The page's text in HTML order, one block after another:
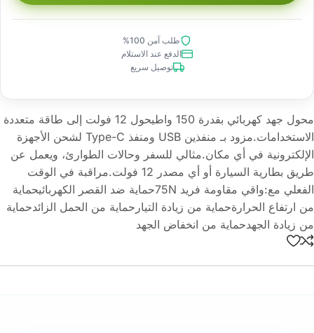
طلب آمن 100%
الدفع عند الاستلام
توصيل سريع
محول جهد كهربائي بقدرة 150 واطيحول 12 فولت إلى طاقة متعددة
الاستخدامات.مزود بـ منفذين USB ومنفذ Type-C لشحن الأجهزة
الإلكترونية في أي مكان.مثالي للسفر وحالات الطوارئ، ويعمل عن
طريق بطارية السيارة أو أي مصدر 12 فولت.مراقبة في الوقت
الفعلي مع:واقي مقاومة فريد 75Nحماية ضد القصر الكهربائيحماية
من ارتفاع الحرارةحماية من زيادة التيارحماية من الحمل الزائدحماية
من زيادة الجهدحماية من انخفاض الجهد